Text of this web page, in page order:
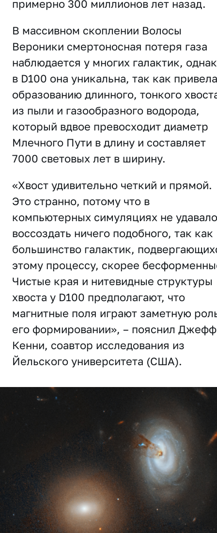
примерно 300 миллионов лет назад.
В массивном скоплении Волосы
Вероники смертоносная потеря газа
наблюдается у многих галактик,
в D100 она уникальна, так как
образованию длинного, тонкого
из пыли и газообразного водорода,
который вдвое превосходит диаметр
Млечного Пути в длину и составляет
7000 световых лет в ширину.
«Хвост удивительно четкий и прямой.
Это странно, потому что в
компьютерных симуляциях не
воссоздать ничего подобного, так как
большинство галактик,
этому процессу, скорее
Чистые края и нитевидные структуры
хвоста у D100 предполагают, что
магнитные поля играют заметную
его формировании», – пояснил
Кенни, соавтор исследования из
Йельского университета (США).